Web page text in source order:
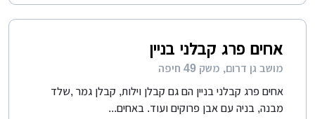
אחים פרג קבלני בניין
מושב גן דרום, משק 49 חיפה
אחים פרג קבלני בניין הם גם קבלן וילות, קבלן גמר ,שלד
מבנה, בניה עם אבן פרוקים ועוד. באחים...